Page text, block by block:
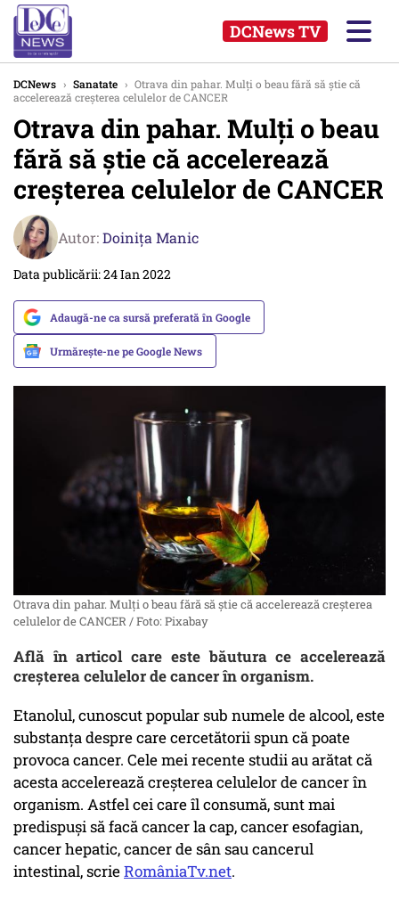
DCNews TV
DCNews › Sanatate › Otrava din pahar. Mulți o beau fără să știe că
accelerează creșterea celulelor de CANCER
Otrava din pahar. Mulți o beau
fără să știe că accelerează
creșterea celulelor de CANCER
Autor:Doinița Manic
Data publicării: 24 Ian 2022
Adaugă-ne ca sursă preferată în Google
Urmărește-ne pe Google News
Otrava din pahar. Mulți o beau fără să știe că accelerează creșterea
celulelor de CANCER / Foto: Pixabay
Află în articol care este băutura ce accelerează
creșterea celulelor de cancer în organism.
Etanolul, cunoscut popular sub numele de alcool, este
substanța despre care cercetătorii spun că poate
provoca cancer. Cele mei recente studii au arătat că
acesta accelerează creșterea celulelor de cancer în
organism. Astfel cei care îl consumă, sunt mai
predispuși să facă cancer la cap, cancer esofagian,
cancer hepatic, cancer de sân sau cancerul
intestinal, scrieRomâniaTv.net.